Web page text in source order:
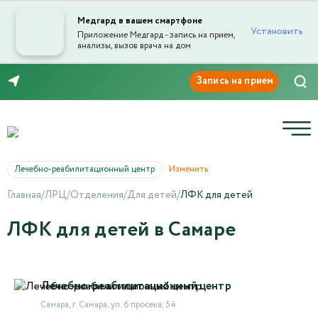
Медгард в вашем смартфоне
Приложение Медгард - запись на прием,
анализы, вызов врача на дом
Установить
Лечебно-реабилитационный центр Изменить
Главная/ЛРЦ/Отделения/Для детей/ЛФК для детей
ЛФК для детей в Самаре
Лечебно-реабилитационный центр
Самара, г. Самара, ул. 6 просека, 54